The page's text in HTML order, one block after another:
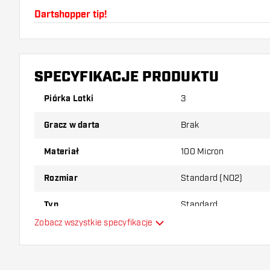
Dartshopper tip!
Upewnij się, że masz pod ręką dużo piórek i
uszkodzone lub złamane w wyniku użytkowania.
który wariant najbardziej Ci odpowiada!
SPECYFIKACJE PRODUKTU
Piórka Lotki 3
Gracz w darta Brak
Materiał 100 Micron
Rozmiar Standard (NO2)
Typ Standard
Zobacz wszystkie specyfikacje